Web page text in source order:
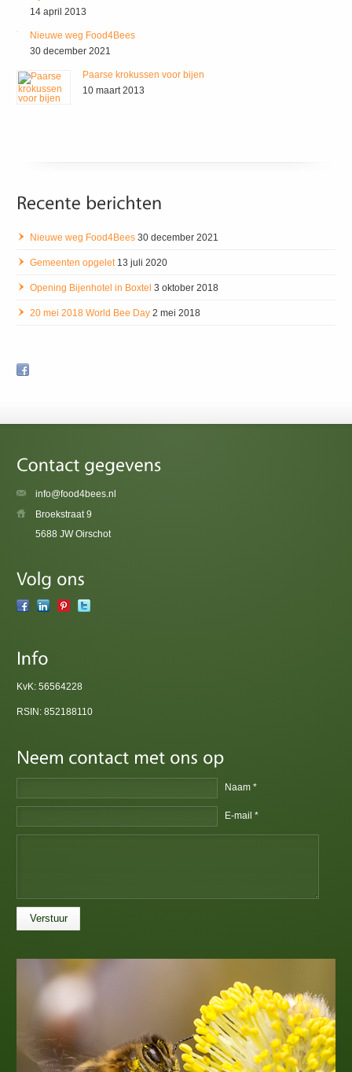
14 april 2013
Nieuwe weg Food4Bees
30 december 2021
Paarse krokussen voor bijen
10 maart 2013
Nieuwe weg Food4Bees 30 december 2021
Gemeenten opgelet 13 juli 2020
Opening Bijenhotel in Boxtel 3 oktober 2018
20 mei 2018 World Bee Day 2 mei 2018
info@food4bees.nl
Broekstraat 9
5688 JW Oirschot
KvK: 56564228
RSIN: 852188110
Naam *
E-mail *
Verstuur